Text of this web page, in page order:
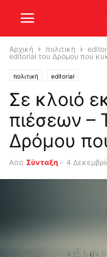
Αρχική πολιτική
editorial του Δρόμου που
πολιτική editorial
Σε κλοιό
πιέσεων –
Δρόμου
Από Σύνταξη - 4